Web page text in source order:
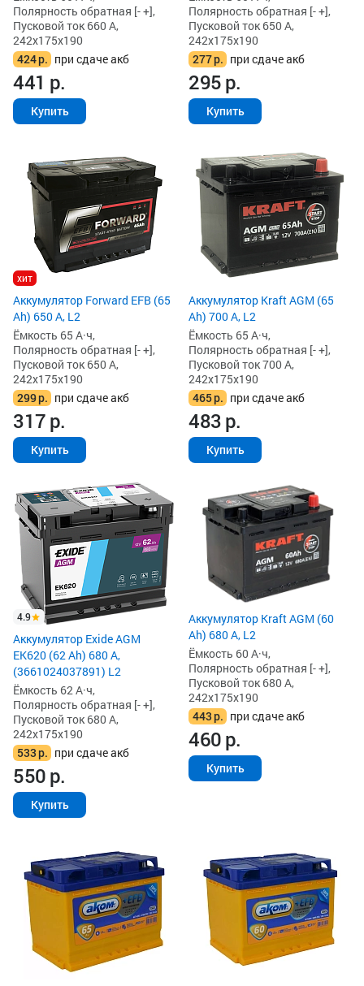
Полярность обратная [- +],
Пусковой ток 660 А,
242x175x190
424р. при сдаче акб
441 р.
Купить
Полярность обратная [- +],
Пусковой ток 650 А,
242x175x190
277р. при сдаче акб
295р.
Купить
хит
Аккумулятор Forward EFB (65
Ah) 650 А, L2
Ёмкость 65 А·ч,
Полярность обратная [- +],
Пусковой ток 650 А,
242x175x190
299р. при сдаче акб
317р.
Купить
Аккумулятор Kraft AGM (65
Ah) 700 А, L2
Ёмкость 65 А·ч,
Полярность обратная [- +],
Пусковой ток 700 А,
242x175x190
465р. при сдаче акб
483р.
Купить
4.9
Аккумулятор Exide AGM
EK620 (62 Ah) 680 А,
(3661024037891) L2
Ёмкость 62 А·ч,
Полярность обратная [- +],
Пусковой ток 680 А,
242x175x190
533р. при сдаче акб
550р.
Купить
Аккумулятор Kraft AGM (60
Ah) 680 А, L2
Ёмкость 60 А·ч,
Полярность обратная [- +],
Пусковой ток 680 А,
242x175x190
443р. при сдаче акб
460р.
Купить